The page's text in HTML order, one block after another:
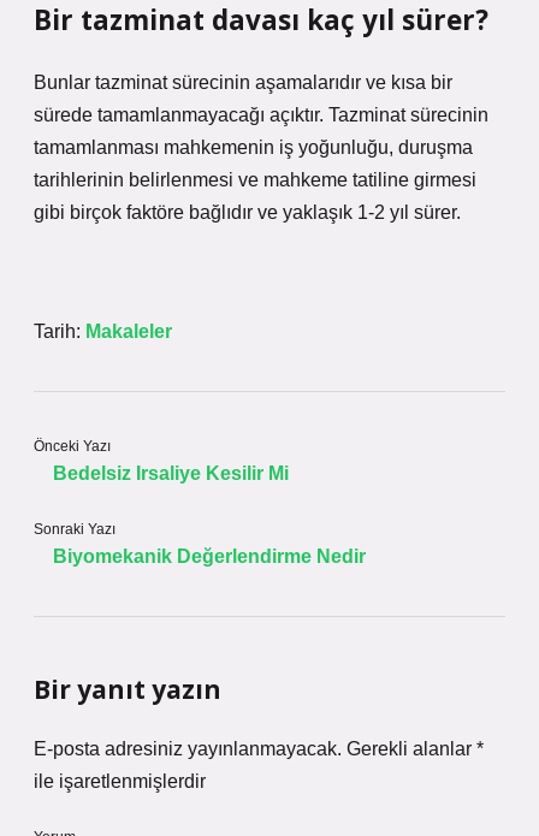
Bir tazminat davası kaç yıl sürer?
Bunlar tazminat sürecinin aşamalarıdır ve kısa bir
sürede tamamlanmayacağı açıktır. Tazminat sürecinin
tamamlanması mahkemenin iş yoğunluğu, duruşma
tarihlerinin belirlenmesi ve mahkeme tatiline girmesi
gibi birçok faktöre bağlıdır ve yaklaşık 1-2 yıl sürer.
Tarih: Makaleler
Önceki Yazı
Bedelsiz Irsaliye Kesilir Mi
Sonraki Yazı
Biyomekanik Değerlendirme Nedir
Bir yanıt yazın
E-posta adresiniz yayınlanmayacak. Gerekli alanlar *
ile işaretlenmişlerdir